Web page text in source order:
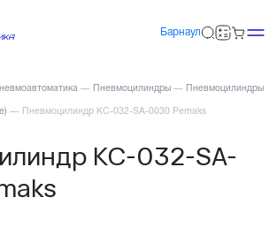
Барнаул
— Пневмоцилиндры — Пневмоцилиндры
— Пневмоцилиндр KC-032-SA-0030 Pemaks
KC-032-SA-